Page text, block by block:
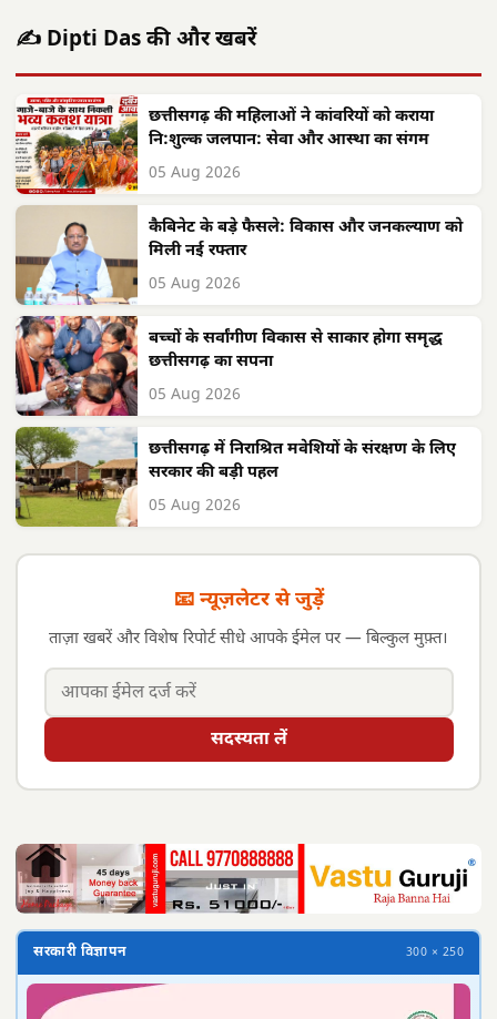
✍️ Dipti Das की और खबरें
छत्तीसगढ़ की महिलाओं ने कांवरियों को कराया
नि:शुल्क जलपान: सेवा और आस्था का संगम
05 Aug 2026
कैबिनेट के बड़े फैसले: विकास और जनकल्याण को
मिली नई रफ्तार
05 Aug 2026
बच्चों के सर्वांगीण विकास से साकार होगा समृद्ध
छत्तीसगढ़ का सपना
05 Aug 2026
छत्तीसगढ़ में निराश्रित मवेशियों के संरक्षण के लिए
सरकार की बड़ी पहल
05 Aug 2026
📧 न्यूज़लेटर से जुड़ें
ताज़ा खबरें और विशेष रिपोर्ट सीधे आपके ईमेल पर — बिल्कुल मुफ़्त।
सदस्यता लें
सरकारी विज्ञापन 300 × 250